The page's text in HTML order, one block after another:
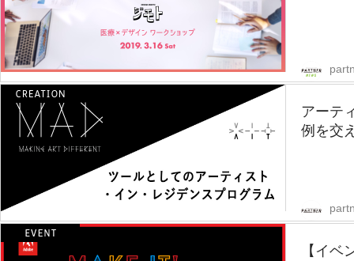
アーテ
例を交
【イベ